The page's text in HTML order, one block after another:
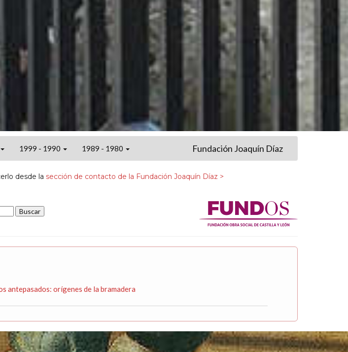
1999 - 1990 1989 - 1980 Fundación Joaquín Díaz
desde la sección de contacto de la Fundación Joaquín Díaz >
antepasados: orígenes de la bramadera